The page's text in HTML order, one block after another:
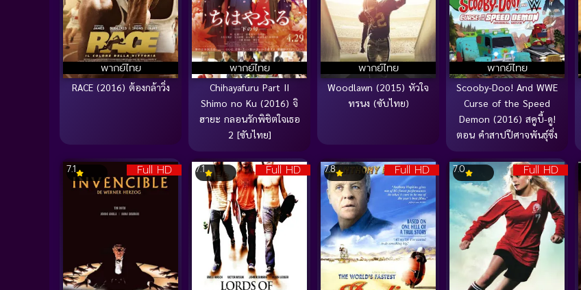
พากย์ไทย
RACE (2016) ต้องกล้าวิ่ง
พากย์ไทย
Chihayafuru Part II
Shimo no Ku (2016) จิ
ฮายะ กลอนรักพิชิตใจเธอ
2 [ซับไทย]
พากย์ไทย
Woodlawn (2015) หัวใจ
ทรนง (ซับไทย)
พากย์ไทย
Scooby-Doo! And WWE
Curse of the Speed
Demon (2016) สคูบี้-ดู!
ตอน คำสาปปีศาจพันธุ์ซิ่ง
Full HD
7.1 Full HD
7.1 Full HD
7.8 Full HD
7.0